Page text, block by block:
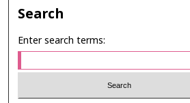
Search
Enter search terms: